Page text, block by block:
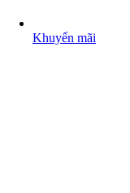
Khuyến mãi